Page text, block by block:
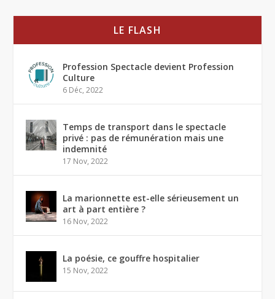
LE FLASH
Profession Spectacle devient Profession
Culture
6 Déc, 2022
Temps de transport dans le spectacle
privé : pas de rémunération mais une
indemnité
17 Nov, 2022
La marionnette est-elle sérieusement un
art à part entière ?
16 Nov, 2022
La poésie, ce gouffre hospitalier
15 Nov, 2022